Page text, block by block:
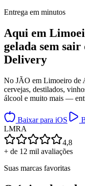
Entrega em minutos
Aqui em
gelada sem sair
Delivery
No JÃO em Limoeiro de
cervejas, destilados,
álcool e muito mais —
Baixar para iOS
LMRA
4,8
+ de 12 mil avaliações
Suas marcas favoritas